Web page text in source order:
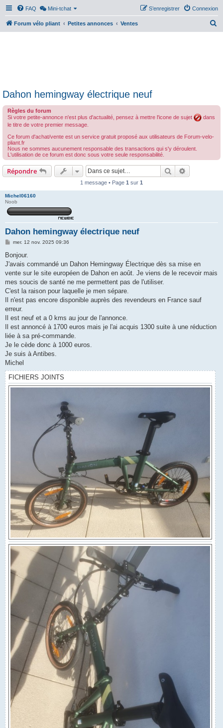
FAQ Mini-tchat Connexion
S’enregistrer
Forum vélo pliant Petites annonces Ventes
h
Dahon hemingway électrique neuf
Règles du forum
Si votre petite-annonce n'est plus d'actualité, pensez à mettre l'icone de sujet
dans
le titre de votre premier message.
Ce forum d'achat/vente est un service gratuit proposé aux utilisateurs de Forum-velo-
pliant.fr
Nous ne sommes aucunement responsable des transactions qui s'y déroulent.
L'utilisation de ce forum est donc sous votre seule responsabilité.
Répondre Rechercher
1 message • Page 1 sur 1
Michel06160
Noob
Dahon hemingway électrique neuf
M
s
a
g
mer. 12 nov. 2025 09:36
Bonjour.
J'avais commandé un Dahon Hemingway Électrique dès sa mise en
vente sur le site européen de Dahon en août. Je viens de le recevoir mais
mes soucis de santé ne me permettent pas de l'utiliser.
C'est la raison pour laquelle je men sépare.
Il n'est pas encore disponible auprès des revendeurs en France sauf
erreur.
Il est neuf et a 0 kms au jour de l'annonce.
Il est annoncé à 1700 euros mais je l'ai acquis 1300 suite à une réduction
liée à sa pré-commande.
Je le cède donc à 1000 euros.
Je suis à Antibes.
Michel
FICHIERS JOINTS